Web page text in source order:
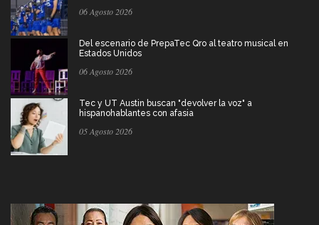
06 Agosto 2026
Del escenario de PrepaTec Qro al teatro musical en
Estados Unidos
06 Agosto 2026
Tec y UT Austin buscan "devolver la voz" a
hispanohablantes con afasia
05 Agosto 2026